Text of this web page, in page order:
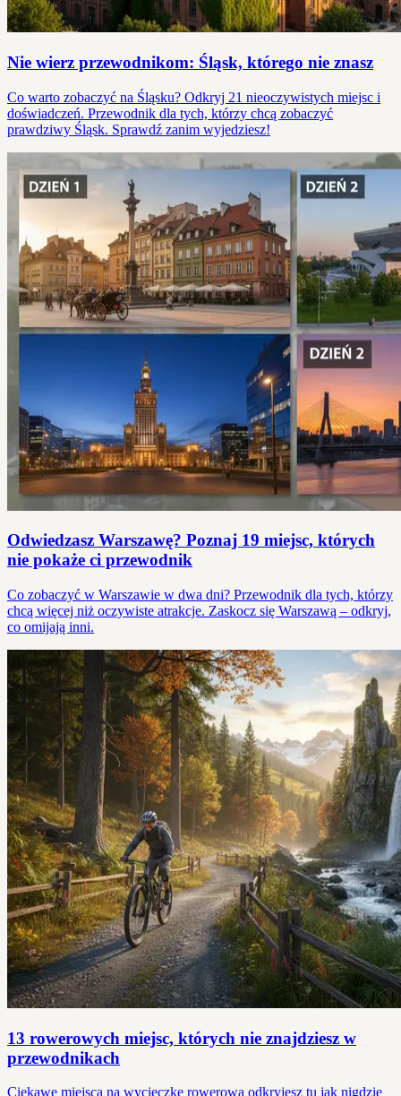
Nie wierz przewodnikom: Śląsk, którego nie znasz
Co warto zobaczyć na Śląsku? Odkryj 21 nieoczywistych miejsc i
doświadczeń. Przewodnik dla tych, którzy chcą zobaczyć
prawdziwy Śląsk. Sprawdź zanim wyjedziesz!
Odwiedzasz Warszawę? Poznaj 19 miejsc, których
nie pokaże ci przewodnik
Co zobaczyć w Warszawie w dwa dni? Przewodnik dla tych, którzy
chcą więcej niż oczywiste atrakcje. Zaskocz się Warszawą – odkryj,
co omijają inni.
13 rowerowych miejsc, których nie znajdziesz w
przewodnikach
Ciekawe miejsca na wycieczkę rowerową odkryjesz tu jak nigdzie